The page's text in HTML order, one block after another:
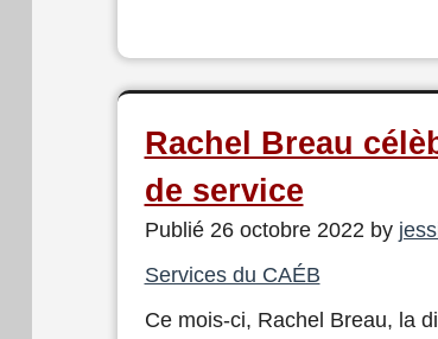
Rachel Breau
de service
Publié 26 octobre 2022 by
Services du CAÉB
Ce mois-ci, Rachel Breau, la